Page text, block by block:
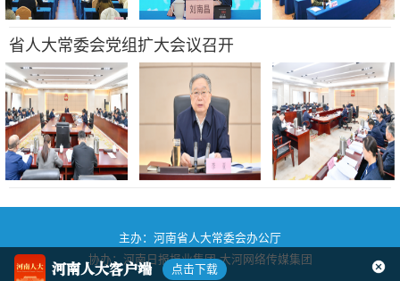
省人大常委会党组扩大会议召开
主办：河南省人大常委会办公厅
协办：河南日报报业集团大河网络传媒集团
河南人大客户端 点击下载